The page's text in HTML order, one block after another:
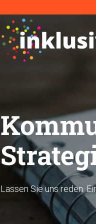
Lassen Sie uns reden.